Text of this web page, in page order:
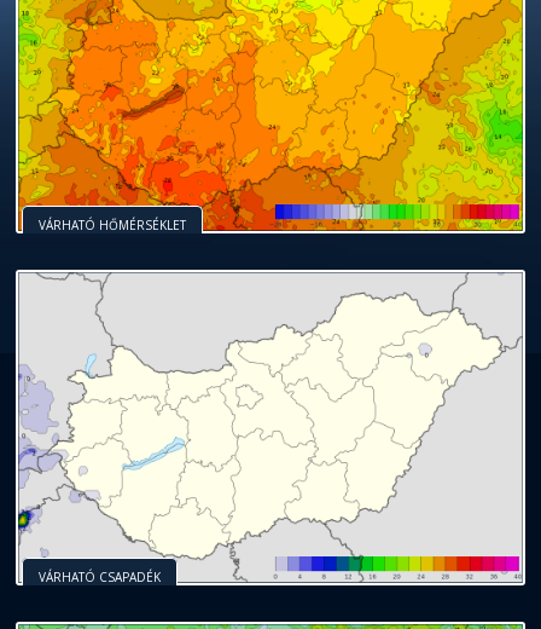
VÁRHATÓ HŐMÉRSÉKLET
VÁRHATÓ CSAPADÉK